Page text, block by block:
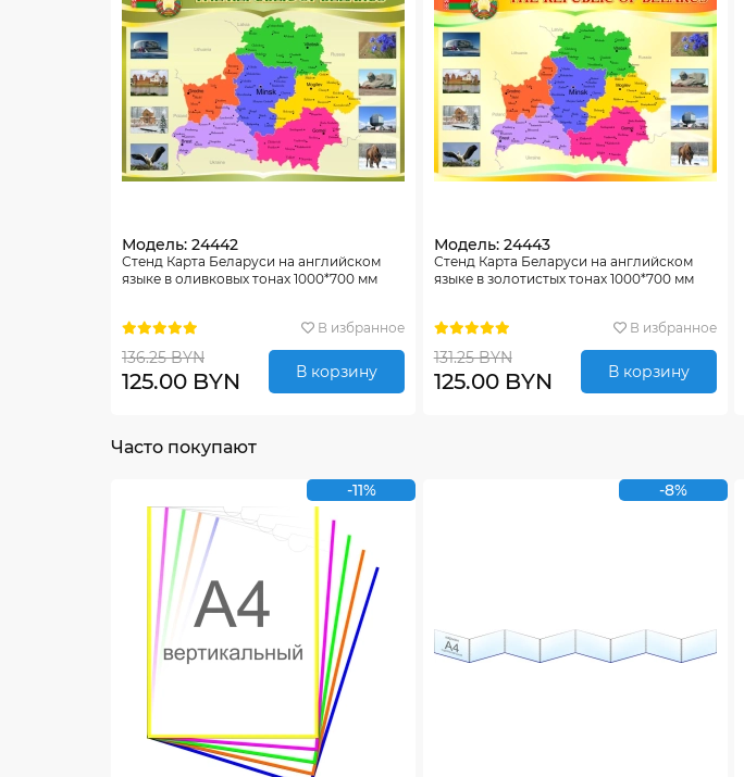
Модель: 24442
Стенд Карта Беларуси на английском
языке в оливковых тонах 1000*700 мм
В избранное
136.25 BYN
125.00 BYN В корзину
Модель: 24443
Стенд Карта Беларуси на английском
языке в золотистых тонах 1000*700 мм
В избранное
131.25 BYN
125.00 BYN В корзину
Часто покупают
-11% -8%